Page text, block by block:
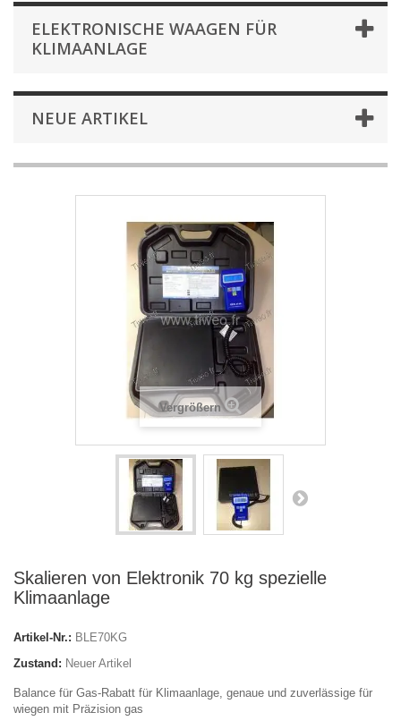
ELEKTRONISCHE WAAGEN FÜR
KLIMAANLAGE
NEUE ARTIKEL
Vergrößern
Skalieren von Elektronik 70 kg spezielle
Klimaanlage
Artikel-Nr.: BLE70KG
Zustand: Neuer Artikel
Balance für Gas-Rabatt für Klimaanlage, genaue und zuverlässige für
wiegen mit Präzision gas